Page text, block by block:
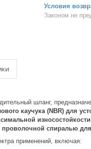
Законом не
шланг,
каучука (NBR) для
проволочной спиралью
применений, включая: